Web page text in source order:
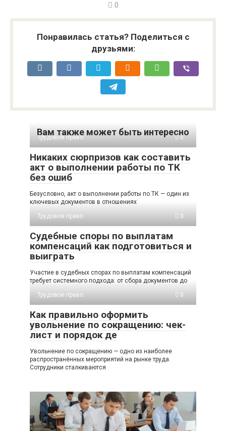
0
Понравилась статья? Поделиться с
друзьями:
Вам также может быть интересно
Трудовое право 0
Никаких сюрпризов как составить
акт о выполнении работы по ТК
без ошиб
Безусловно, акт о выполнении работы по ТК — один из
ключевых документов в отношениях
Трудовое право
0
Судебные споры по выплатам
компенсаций как подготовиться и
выиграть
Участие в судебных спорах по выплатам компенсаций
требует системного подхода: от сбора документов до
Трудовое право
0
Как правильно оформить
увольнение по сокращению: чек-
лист и порядок де
Увольнение по сокращению — одно из наиболее
распространённых мероприятий на рынке труда.
Сотрудники сталкиваются